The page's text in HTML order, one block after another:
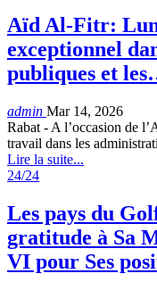
Aïd Al-Fitr:
exceptionnel
publiques et
admin Mar 14, 2026
Rabat - A l’occasion de
travail dans les
Lire la suite...
24/24
Les pays du
gratitude à Sa
VI pour Ses